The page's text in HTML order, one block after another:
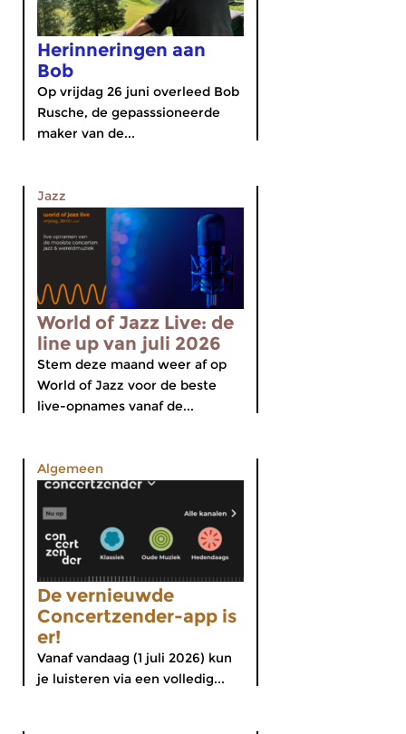
Herinneringen aan
Bob
Op vrijdag 26 juni overleed Bob
Rusche, de gepasssioneerde
maker van de...
Jazz
World of Jazz Live: de
line up van juli 2026
Stem deze maand weer af op
World of Jazz voor de beste
live-opnames vanaf de...
Algemeen
De vernieuwde
Concertzender-app is
er!
Vanaf vandaag (1 juli 2026) kun
je luisteren via een volledig...